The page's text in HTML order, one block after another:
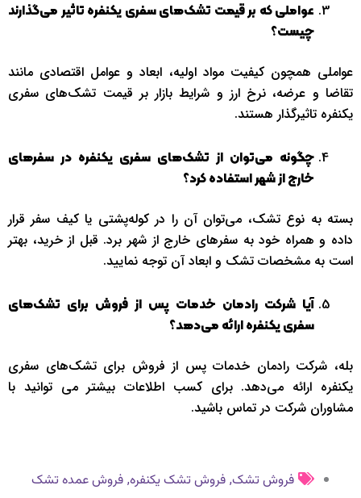
عواملی که بر قیمت تشک‌های سفری یکنفره تاثیر می‌گذارند
چیست؟
عواملی همچون کیفیت مواد اولیه، ابعاد و عوامل اقتصادی مانند
تقاضا و عرضه، نرخ ارز و شرایط بازار بر قیمت تشک‌های سفری
یکنفره تاثیرگذار هستند.
چگونه می‌توان از تشک‌های سفری یکنفره در سفرهای
خارج از شهر استفاده کرد؟
بسته به نوع تشک، می‌توان آن را در کوله‌پشتی یا کیف سفر قرار
داده و همراه خود به سفرهای خارج از شهر برد. قبل از خرید، بهتر
است به مشخصات تشک و ابعاد آن توجه نمایید.
آیا شرکت رادمان خدمات پس از فروش برای تشک‌های
سفری یکنفره ارائه می‌دهد؟
بله، شرکت رادمان خدمات پس از فروش برای تشک‌های سفری
یکنفره ارائه می‌دهد. برای کسب اطلاعات بیشتر می توانید با
مشاوران شرکت در تماس باشید.
فروش تشک, فروش تشک یکنفره, فروش عمده تشک